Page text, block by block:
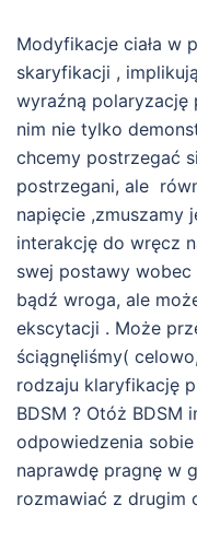
Modyfikacje ciała w
skaryfikacji ,
wyraźną polaryzację
nim nie tylko
chcemy postrzegać
postrzegani, ale
napięcie ,zmuszamy
interakcję do wręcz
swej postawy wobec
bądź wroga, ale
ekscytacji . Może
ściągnęliśmy(
rodzaju klaryfikację
BDSM ? Otóż BDSM
odpowiedzenia
naprawdę pragnę w
rozmawiać z drugim